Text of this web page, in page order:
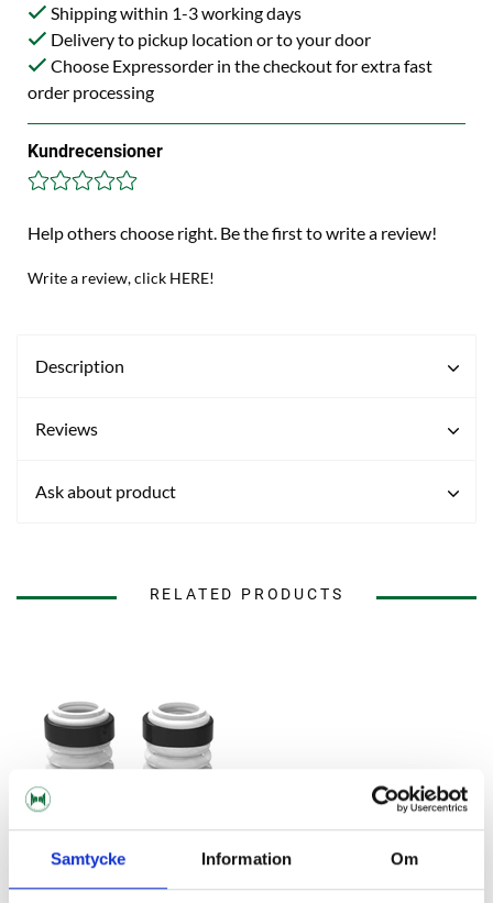
Samtycke Information Om
Shipping within 1-3 working days
Delivery to pickup location or to your door
Choose Expressorder in the checkout for extra fast
order processing
Kundrecensioner
Help others choose right. Be the first to write a review!
Write a review, click HERE!
Description
Reviews
Ask about product
RELATED PRODUCTS